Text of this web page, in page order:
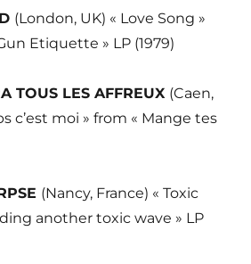
(London, UK) « Love Song »
Etiquette » LP (1979)
TOUS LES AFFREUX (Caen,
c’est moi » from « Mange tes
(Nancy, France) « Toxic
another toxic wave » LP